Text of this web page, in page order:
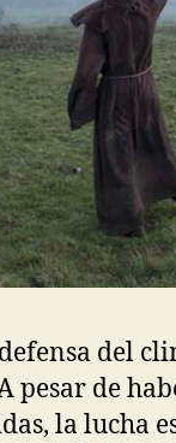
del
pesar de
la lucha